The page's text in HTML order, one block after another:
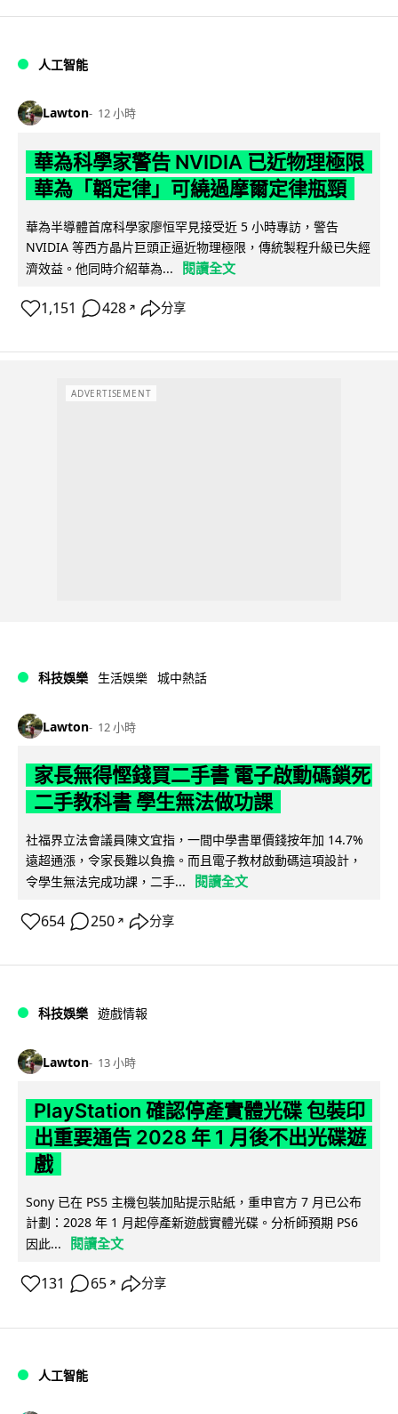
人工智能
Lawton 12 小時
華為科學家警告 NVIDIA 已近物理極限
華為「韜定律」可繞過摩爾定律瓶頸
華為半導體首席科學家廖恒罕見接受近 5 小時專訪，警告
NVIDIA 等西方晶片巨頭正逼近物理極限，傳統製程升級已失經
濟效益。他同時介紹華為...
閱讀全文
1,151 428 ↗ 分享
ADVERTISEMENT
科技娛樂 生活娛樂 城中熱話
Lawton 12 小時
家長無得慳錢買二手書 電子啟動碼鎖死
二手教科書 學生無法做功課
社福界立法會議員陳文宜指，一間中學書單價錢按年加 14.7%
遠超通漲，令家長難以負擔。而且電子教材啟動碼這項設計，
令學生無法完成功課，二手...
閱讀全文
654 250 ↗ 分享
科技娛樂 遊戲情報
Lawton 13 小時
PlayStation 確認停產實體光碟 包裝印
出重要通告 2028 年 1 月後不出光碟遊
戲
Sony 已在 PS5 主機包裝加貼提示貼紙，重申官方 7 月已公布
計劃：2028 年 1 月起停產新遊戲實體光碟。分析師預期 PS6
因此...
閱讀全文
131 65 ↗ 分享
人工智能